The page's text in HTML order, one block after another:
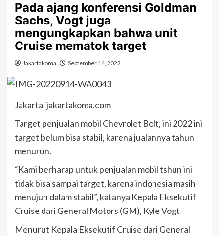
Pada ajang konferensi Goldman
Sachs, Vogt juga
mengungkapkan bahwa unit
Cruise mematok target
Jakartakoma September 14, 2022
Jakarta, jakartakoma.com
Target penjualan mobil Chevrolet Bolt, ini 2022 ini
target belum bisa stabil, karena jualannya tahun
menurun.
“Kami berharap untuk penjualan mobil tshun ini
tidak bisa sampai target, karena indonesia masih
menujuh dalam stabil”, katanya Kepala Eksekutif
Cruise dari General Motors (GM), Kyle Vogt
Menurut Kepala Eksekutif Cruise dari General